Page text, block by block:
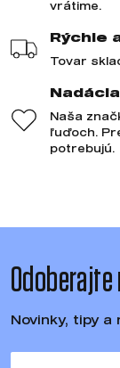
vrátime.
Rýchle
Tovar
Naša
ľuďoch.
potrebujú.
Novinky, tipy